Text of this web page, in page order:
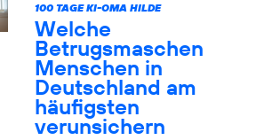
100 TAGE KI-OMA HILDE
Welche
Betrugsmaschen
Menschen in
Deutschland am
häufigsten
verunsichern